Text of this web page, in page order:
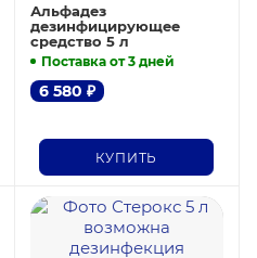
Альфадез
дезинфицирующее
средство 5 л
Поставка от 3 дней
6 580 ₽
КУПИТЬ